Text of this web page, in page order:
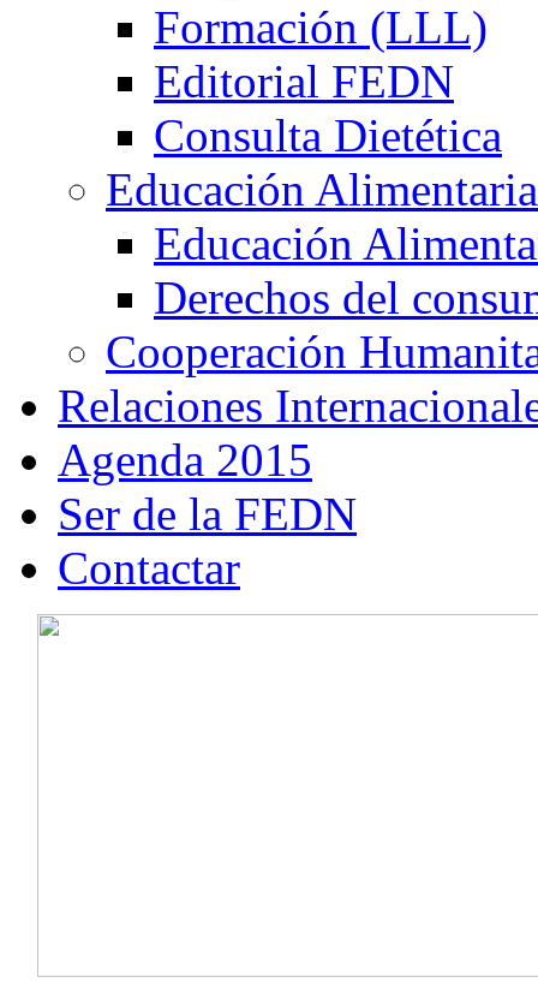
Formación (LLL)
Editorial FEDN
Consulta Dietética
Educación Alimentaria
Educación
Derechos del
Cooperación
Relaciones
Agenda 2015
Ser de la FEDN
Contactar